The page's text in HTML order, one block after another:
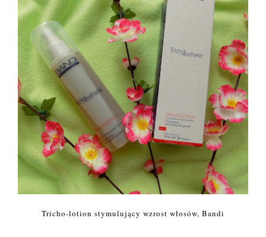
Tricho-lotion stymulujący wzrost włosów, Bandi